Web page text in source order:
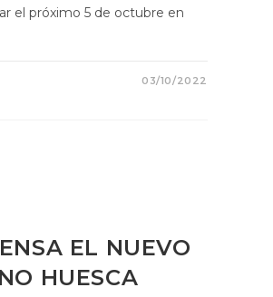
el próximo 5 de octubre en
03/10/2022
EL NUEVO
HUESCA